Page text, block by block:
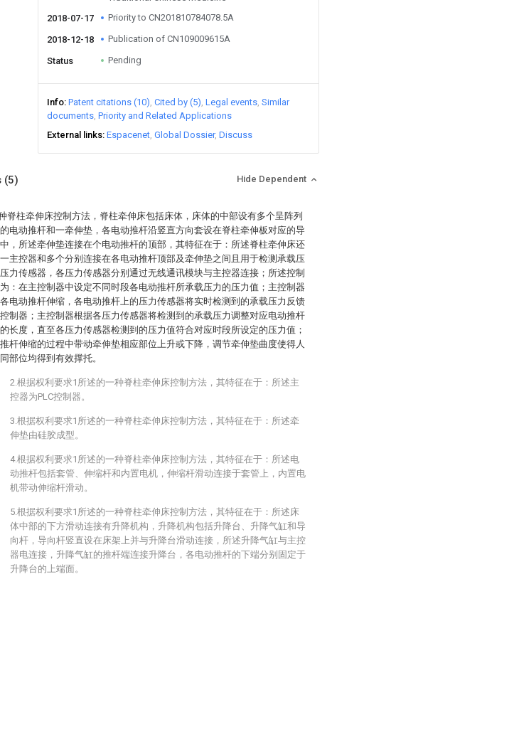
2018-07-17
Priority to CN201810784078.5A
2018-12-18 Publication of CN109009615A
Status Pending
Info Patent citations (10) Cited by (5) Legal events Similar
documents Priority and Related Applications
External links Espacenet Global Dossier Discuss
(5) Hide Dependent
脊柱牵伸床控制方法，脊柱牵伸床包括床体，床体的中部设有多个呈阵列
电动推杆和一牵伸垫，各电动推杆沿竖直方向套设在脊柱牵伸板对应的导
，所述牵伸垫连接在个电动推杆的顶部，其特征在于：所述脊柱牵伸床还
主控器和多个分别连接在各电动推杆顶部及牵伸垫之间且用于检测承载压
力传感器，各压力传感器分别通过无线通讯模块与主控器连接；所述控制
：在主控制器中设定不同时段各电动推杆所承载压力的压力值；主控制器
电动推杆伸缩，各电动推杆上的压力传感器将实时检测到的承载压力反馈
制器；主控制器根据各压力传感器将检测到的承载压力调整对应电动推杆
长度，直至各压力传感器检测到的压力值符合对应时段所设定的压力值；
杆伸缩的过程中带动牵伸垫相应部位上升或下降，调节牵伸垫曲度使得人
部位均得到有效撑托。
2.根据权利要求1所述的一种脊柱牵伸床控制方法，其特征在于：所述主
控器为PLC控制器。
3.根据权利要求1所述的一种脊柱牵伸床控制方法，其特征在于：所述牵
伸垫由硅胶成型。
4.根据权利要求1所述的一种脊柱牵伸床控制方法，其特征在于：所述电
动推杆包括套管、伸缩杆和内置电机，伸缩杆滑动连接于套管上，内置电
机带动伸缩杆滑动。
5.根据权利要求1所述的一种脊柱牵伸床控制方法，其特征在于：所述床
体中部的下方滑动连接有升降机构，升降机构包括升降台、升降气缸和导
向杆，导向杆竖直设在床架上并与升降台滑动连接，所述升降气缸与主控
器电连接，升降气缸的推杆端连接升降台，各电动推杆的下端分别固定于
升降台的上端面。